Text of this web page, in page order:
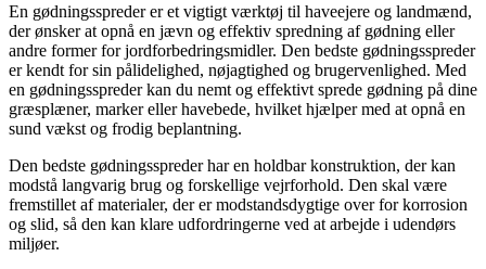
En gødningsspreder er et vigtigt værktøj til haveejere og landmænd,
der ønsker at opnå en jævn og effektiv spredning af gødning eller
andre former for jordforbedringsmidler. Den bedste gødningsspreder
er kendt for sin pålidelighed, nøjagtighed og brugervenlighed. Med
en gødningsspreder kan du nemt og effektivt sprede gødning på dine
græsplæner, marker eller havebede, hvilket hjælper med at opnå en
sund vækst og frodig beplantning.
Den bedste gødningsspreder har en holdbar konstruktion, der kan
modstå langvarig brug og forskellige vejrforhold. Den skal være
fremstillet af materialer, der er modstandsdygtige over for korrosion
og slid, så den kan klare udfordringerne ved at arbejde i udendørs
miljøer.